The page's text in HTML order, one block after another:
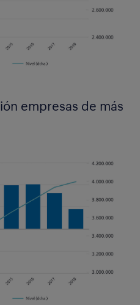
empresas de más